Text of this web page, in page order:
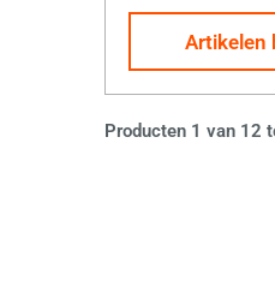
Artikelen
Producten 1 van 12